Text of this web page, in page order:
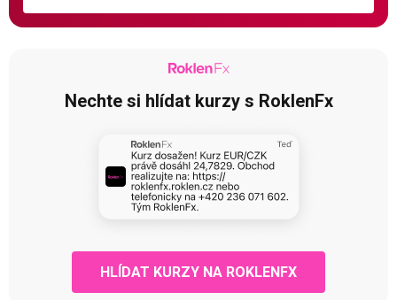
Nechte si hlídat kurzy s RoklenFx
HLÍDAT KURZY NA ROKLENFX